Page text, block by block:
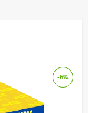
-6%